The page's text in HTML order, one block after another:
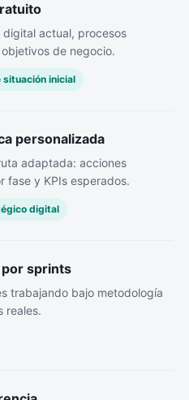
digital actual, procesos
de negocio.
situación inicial
personalizada
adaptada: acciones
fase y KPIs esperados.
digital
sprints
trabajando bajo metodología
reales.